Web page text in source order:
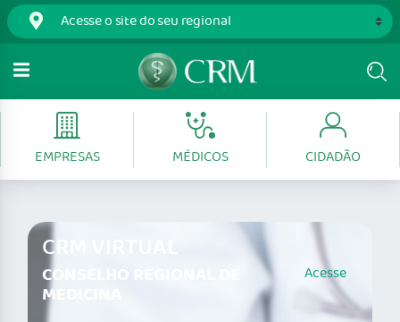
EMPRESAS MÉDICOS CIDADÃO
CRM VIRTUAL
CONSELHO REGIONAL DE
MEDICINA
Acesse